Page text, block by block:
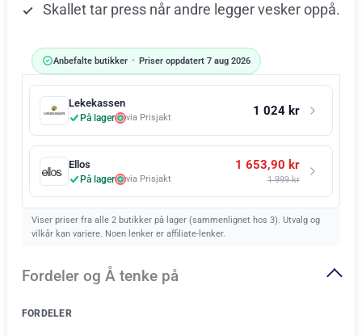
Skallet tar press når andre legger vesker oppå.
Anbefalte butikker • Priser oppdatert 7 aug 2026
Lekekassen
På lager via Prisjakt 1 024 kr
Ellos
På lager via Prisjakt
1 653,90 kr
1 999 kr
Viser priser fra alle 2 butikker på lager (sammenlignet hos 3). Utvalg og
vilkår kan variere. Noen lenker er affiliate-lenker.
Fordeler og Å tenke på
FORDELER